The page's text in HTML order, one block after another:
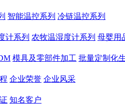
智能温控系列 冷链温控系列
计系列 农牧温湿度计系列 母婴用
模具及零部件加工 批量定制化
企业荣誉 企业风采
知名客户